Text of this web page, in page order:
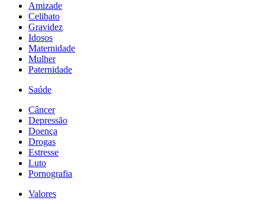
Amizade
Celibato
Gravidez
Idosos
Maternidade
Mulher
Paternidade
Saúde
Câncer
Depressão
Doença
Drogas
Estresse
Luto
Pornografia
Valores